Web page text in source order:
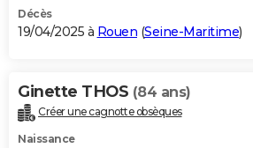
Décès
19/04/2025 à Rouen (Seine-Maritime)
Ginette THOS (84 ans)
Créer une cagnotte obsèques
Naissance